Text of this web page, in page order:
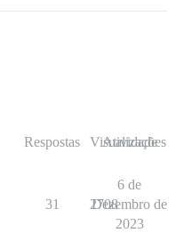
Respostas Visualizações
Atividade
31 2708
6 de
Dezembro de
2023